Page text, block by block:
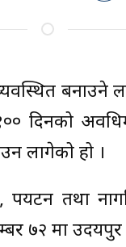
बनाउने
दिनको
लागेको हो ।
तथा
७२ मा